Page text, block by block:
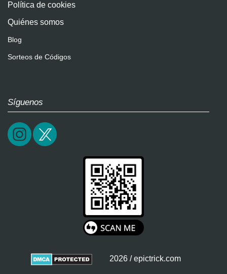
Política de cookies
Quiénes somos
Blog
Sorteos de Códigos
Síguenos
2026 / epictrick.com